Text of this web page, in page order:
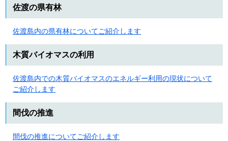
佐渡の県有林
佐渡島内の県有林についてご紹介します
木質バイオマスの利用
佐渡島内での木質バイオマスのエネルギー利用の現状について
ご紹介します
間伐の推進
間伐の推進についてご紹介します